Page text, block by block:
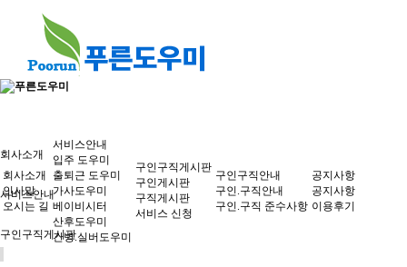
푸른도우미
회사소개
서비스안내
구인구직게시판
회사소개
인사말
오시는 길
서비스안내
입주 도우미
출퇴근 도우미
가사도우미
베이비시터
산후도우미
간병.실버도우미
구인구직게시판
구인게시판
구직게시판
서비스 신청
구인구직안내
구인.구직안내
구인.구직 준수사항
공지사항
공지사항
이용후기